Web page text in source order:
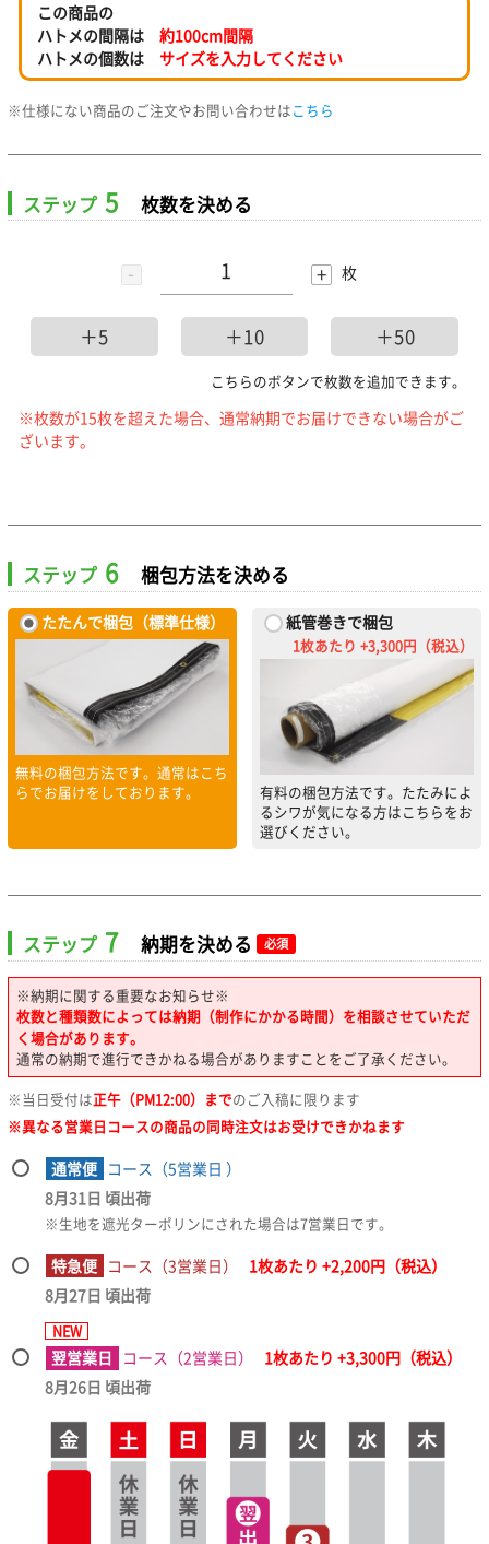
この商品の
ハトメの間隔は
約100cm間隔
ハトメの個数は
サイズを入力してください
※仕様にない商品のご注文やお問い合わせはこちら
ステップ 5 枚数を決める
- + 枚
＋5 ＋10 ＋50
こちらのボタンで枚数を追加できます。
※枚数が15枚を超えた場合、通常納期でお届けできない場合がご
ざいます。
ステップ 6 梱包方法を決める
たたんで梱包（標準仕様）
無料の梱包方法です。通常はこち
らでお届けをしております。
紙管巻きで梱包
1枚あたり +3,300円（税込）
有料の梱包方法です。たたみによ
るシワが気になる方はこちらをお
選びください。
ステップ 7 納期を決める 必須
※納期に関する重要なお知らせ※
枚数と種類数によっては納期（制作にかかる時間）を相談させていただ
く場合があります。
通常の納期で進行できかねる場合がありますことをご了承ください。
※当日受付は正午（PM12:00）までのご入稿に限ります
※異なる営業日コースの商品の同時注文はお受けできかねます
通常便 コース（5営業日 ）
8月31日 頃出荷
※生地を遮光ターポリンにされた場合は7営業日です。
特急便 コース（3営業日）
1枚あたり +2,200円（税込）
8月27日 頃出荷
NEW
翌営業日 コース（2営業日）
1枚あたり +3,300円（税込）
8月26日 頃出荷